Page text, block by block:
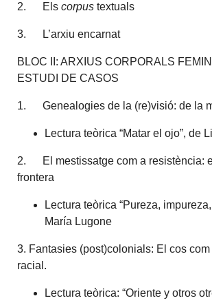
2. Elscorpus textuals
3. L’arxiu encarnat
BLOC II: ARXIUS CORPORALS
ESTUDI DE CASOS
1. Genealogies de la (re)visió: de la
Lectura teòrica “Matar el ojo”, de
2. El mestissatge com a resistència:
frontera
Lectura teòrica “Pureza,
María Lugone
3. Fantasies (post)colonials: El cos
racial.
Lectura teòrica: “Oriente y otros